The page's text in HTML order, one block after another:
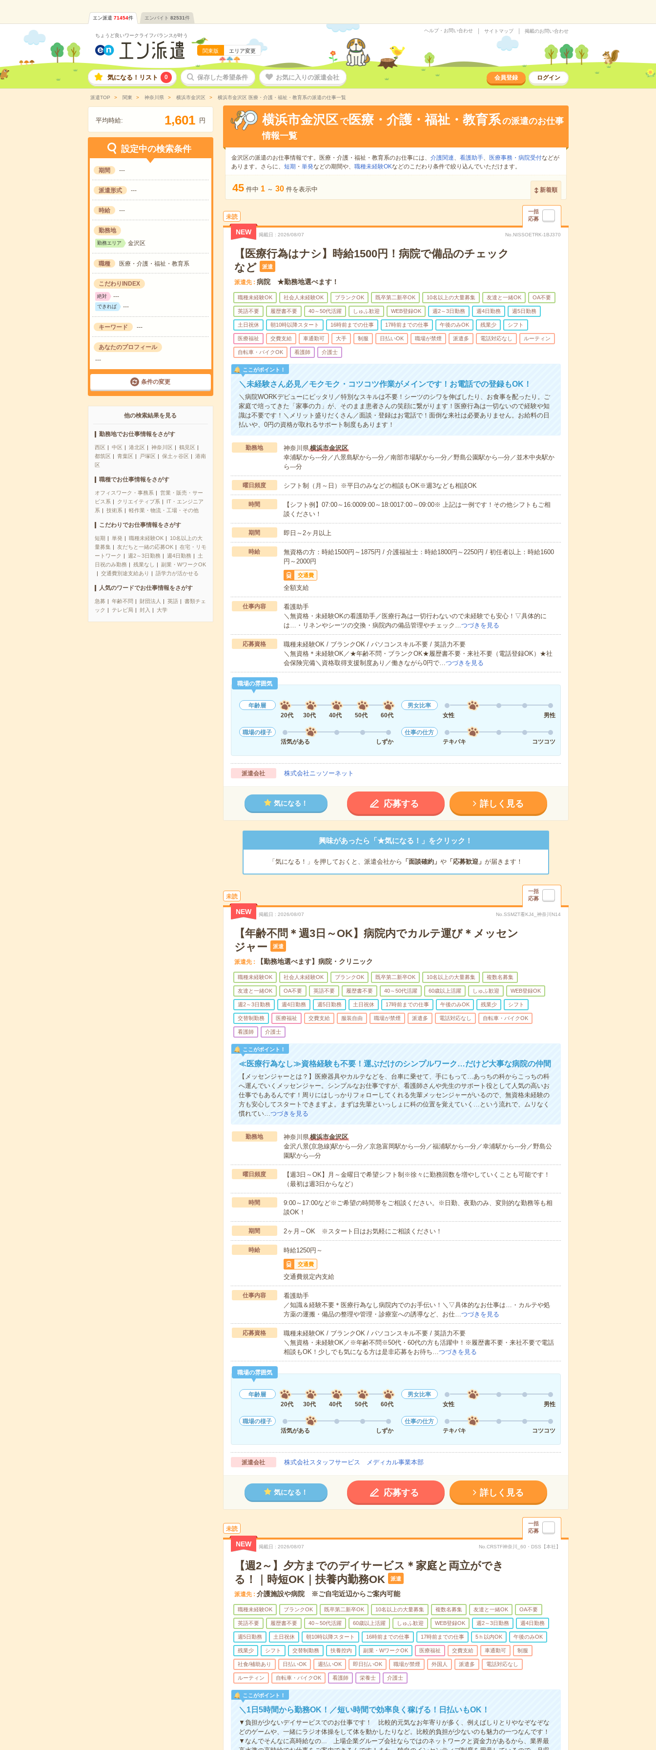
エン派遣 71454件 エンバイト 82531件
ちょうど良いワークライフバランスが叶う
関東版 エリア変更
ヘルプ・お問い合わせ サイトマップ 掲載のお問い合わせ
気になる！リスト 0 保存した希望条件 お気に入りの派遣会社 会員登録 ログイン
派遣TOP 関東 神奈川県 横浜市金沢区 横浜市金沢区 医療・介護・福祉・教育系の派遣の仕事一覧
平均時給: 1,601 円
設定中の検索条件
期間 ---
派遣形式 ---
時給 ---
勤務地
勤務エリア 金沢区
職種 医療・介護・福祉・教育系
こだわりINDEX
絶対 ---
できれば ---
キーワード ---
あなたのプロフィール
---
条件の変更
他の検索結果を見る
勤務地でお仕事情報をさがす
西区 中区 港北区 神奈川区
鶴見区
都筑区
青葉区 戸塚区 保土ヶ谷区
港南
区
職種でお仕事情報をさがす
オフィスワーク・事務系
営業・販売・サー
ビス系
クリエイティブ系
IT・エンジニア
系
技術系 軽作業・物流・工場・その他
こだわりでお仕事情報をさがす
短期 単発 職種未経験OK
10名以上の大
量募集
友だちと一緒の応募OK
在宅・リモ
ートワーク
週2～3日勤務 週4日勤務
土
日祝のみ勤務
残業なし
副業・WワークOK
交通費別途支給あり
語学力が活かせる
人気のワードでお仕事情報をさがす
急募 年齢不問 財団法人 英語
書類チェ
ック
テレビ局 封入 大学
横浜市金沢区 で医療・介護・福祉・教育系の派遣のお仕事
情報一覧
金沢区の派遣のお仕事情報です。医療・介護・福祉・教育系のお仕事には、 介護関連、 看護助手、 医療事務・病院受付などが
あります。さらに、 短期 ・ 単発などの期間や、 職種未経験OKなどのこだわり条件で絞り込んでいただけます。
45 件中 1 ～ 30 件を表示中 新着順
未読
一括
応募
NEW 掲載日 2026/08/07 No.NISSOETRK-1BJ370
【医療行為はナシ】時給1500円！病院で備品のチェック
など
派遣
派遣先 病院 ★勤務地選べます！
職種未経験OK 社会人未経験OK ブランクOK 既卒第二新卒OK 10名以上の大量募集 友達と一緒OK OA不要
英語不要 履歴書不要 40～50代活躍 しゅふ歓迎 WEB登録OK 週2～3日勤務 週4日勤務 週5日勤務
土日祝休 朝10時以降スタート 16時前までの仕事 17時前までの仕事 午後のみOK 残業少 シフト
医療福祉 交費支給 車通勤可 大手 制服 日払いOK 職場が禁煙 派遣多 電話対応なし ルーティン
自転車・バイクOK 看護師 介護士
ここがポイント！
＼未経験さん必見／モクモク・コツコツ作業がメインです！お電話での登録もOK！
＼病院WORKデビューにピッタリ／特別なスキルは不要！シーツのシワを伸ばしたり、お食事を配ったり。ご
家庭で培ってきた「家事の力」が、そのまま患者さんの笑顔に繋がります！医療行為は一切ないので経験や知
識は不要です！＼メリット盛りだくさん／面談・登録はお電話で！面倒な来社は必要ありません。お給料の日
払いや、0円の資格が取れるサポート制度もあります！
勤務地 神奈川県横浜市金沢区
幸浦駅から---分／八景島駅から---分／南部市場駅から---分／野島公園駅から---分／並木中央駅か
ら---分
曜日頻度 シフト制（月～日）※平日のみなどの相談もOK※週3なども相談OK
時間
【シフト例】07:00～16:0009:00～18:0017:00～09:00※ 上記は一例です！その他シフトもご相
談ください！
期間 即日～2ヶ月以上
時給
無資格の方：時給1500円～1875円 / 介護福祉士：時給1800円～2250円 / 初任者以上：時給1600
円～2000円
交通費
全額支給
仕事内容
看護助手
＼無資格・未経験OKの看護助手／医療行為は一切行わないので未経験でも安心！▽具体的に
は…・リネンやシーツの交換・病院内の備品管理やチェック…つづきを見る
応募資格
職種未経験OK / ブランクOK / パソコンスキル不要 / 英語力不要
＼無資格＊未経験OK／★年齢不問・ブランクOK★履歴書不要・来社不要（電話登録OK）★社
会保険完備＼資格取得支援制度あり／働きながら0円で…つづきを見る
職場の雰囲気
年齢層
20代
30代 40代 50代 60代
男女比率
女性
男性
職場の様子
活気がある
しずか
仕事の仕方
テキパキ
コツコツ
派遣会社 株式会社ニッソーネット
気になる！ 応募する 詳しく見る
興味があったら「★気になる！」をクリック！
「気になる！」を押しておくと、派遣会社から 「面談確約」 や「応募歓迎」 が届きます！
未読
一括
応募
NEW 掲載日 2026/08/07 No.SSMZT看KJ4_神奈川N14
【年齢不問＊週3日～OK】病院内でカルテ運び＊メッセン
ジャー
派遣
派遣先 【勤務地選べます】病院・クリニック
職種未経験OK 社会人未経験OK ブランクOK 既卒第二新卒OK 10名以上の大量募集 複数名募集
友達と一緒OK OA不要 英語不要 履歴書不要 40～50代活躍 60歳以上活躍 しゅふ歓迎 WEB登録OK
週2～3日勤務 週4日勤務 週5日勤務 土日祝休 17時前までの仕事 午後のみOK 残業少 シフト
交替制勤務 医療福祉 交費支給 服装自由 職場が禁煙 派遣多 電話対応なし 自転車・バイクOK
看護師 介護士
ここがポイント！
≪医療行為なし≫資格経験も不要！運ぶだけのシンプルワーク…だけど大事な病院の仲間
【メッセンジャーとは？】医療器具やカルテなどを、台車に乗せて、手にもって…あっちの科からこっちの科
へ運んでいくメッセンジャー。シンプルなお仕事ですが、看護師さんや先生のサポート役として人気の高いお
仕事でもあるんです！周りにはしっかりフォローしてくれる先輩メッセンジャーがいるので、無資格未経験の
方も安心してスタートできますよ。まずは先輩といっしょに科の位置を覚えていく…という流れで、ムリなく
慣れてい…つづきを見る
勤務地 神奈川県横浜市金沢区
金沢八景(京急線)駅から---分／京急富岡駅から---分／福浦駅から---分／幸浦駅から---分／野島公
園駅から---分
曜日頻度
【週3日～OK】月～金曜日で希望シフト制※徐々に勤務回数を増やしていくことも可能です！
（最初は週3日からなど）
時間
9:00～17:00など※ご希望の時間帯をご相談ください。※日勤、夜勤のみ、変則的な勤務等も相
談OK！
期間 2ヶ月～OK ※スタート日はお気軽にご相談ください！
時給 時給1250円～
交通費
交通費規定内支給
仕事内容
看護助手
／知識＆経験不要＊医療行為なし病院内でのお手伝い！＼▽具体的なお仕事は…・カルテや処
方薬の運搬・備品の整理や管理・診療室への誘導など、お仕…つづきを見る
応募資格
職種未経験OK / ブランクOK / パソコンスキル不要 / 英語力不要
＼無資格・未経験OK／※年齢不問※50代・60代の方も活躍中！※履歴書不要・来社不要で電話
相談もOK！少しでも気になる方は是非応募をお待ち…つづきを見る
職場の雰囲気
年齢層
20代
30代 40代 50代 60代
男女比率
女性
男性
職場の様子
活気がある
しずか
仕事の仕方
テキパキ
コツコツ
派遣会社 株式会社スタッフサービス メディカル事業本部
気になる！ 応募する 詳しく見る
未読
一括
応募
NEW 掲載日 2026/08/07 No.CRSTF神奈川_60・DSS【本社】
【週2～】夕方までのデイサービス＊家庭と両立ができ
る！｜時短OK｜扶養内勤務OK
派遣
派遣先 介護施設や病院 ※ご自宅近辺からご案内可能
職種未経験OK ブランクOK 既卒第二新卒OK 10名以上の大量募集 複数名募集 友達と一緒OK OA不要
英語不要 履歴書不要 40～50代活躍 60歳以上活躍 しゅふ歓迎 WEB登録OK 週2～3日勤務 週4日勤務
週5日勤務 土日祝休 朝10時以降スタート 16時前までの仕事 17時前までの仕事 5ｈ以内OK 午後のみOK
残業少 シフト 交替制勤務 扶養控内 副業・WワークOK 医療福祉 交費支給 車通勤可 制服
社食/補助あり 日払いOK 週払いOK 即日払いOK 職場が禁煙 外国人 派遣多 電話対応なし
ルーティン 自転車・バイクOK 看護師 栄養士 介護士
ここがポイント！
＼1日5時間から勤務OK！／短い時間で効率良く稼げる！日払いもOK！
▼負担が少ないデイサービスでのお仕事です！ 比較的元気なお年寄りが多く、例えばしりとりやなぞなぞな
どのゲームや、一緒にラジオ体操をして体を動かしたりなど。比較的負担が少ないのも魅力の一つなんです！
▼なんでそんなに高時給なの... 上場企業グループ会社ならではのネットワークと資金力があるから、業界最